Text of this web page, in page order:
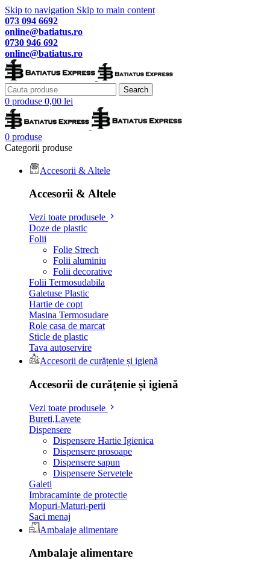
Skip to navigation Skip to main content
073 094 6692
online@batiatus.ro
0730 946 692
online@batiatus.ro
Search
0 produse 0,00 lei
0 produse
Categorii produse
Accesorii & Altele
Accesorii & Altele
Vezi toate produsele
Doze de plastic
Folii
Folie Strech
Folii aluminiu
Folii decorative
Folii Termosudabila
Galetuse Plastic
Hartie de copt
Masina Termosudare
Role casa de marcat
Sticle de plastic
Tava autoservire
Accesorii de curățenie și igienă
Accesorii de curățenie și igienă
Vezi toate produsele
Bureti,Lavete
Dispensere
Dispensere Hartie Igienica
Dispensere prosoape
Dispensere sapun
Dispensere Servetele
Galeti
Imbracaminte de protectie
Mopuri-Maturi-perii
Saci menaj
Ambalaje alimentare
Ambalaje alimentare